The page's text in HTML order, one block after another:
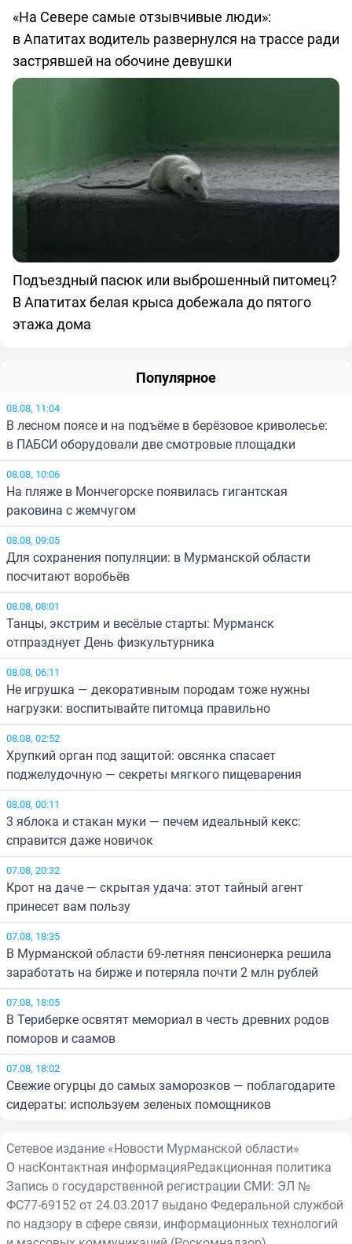
«На Севере самые отзывчивые люди»:
в Апатитах водитель развернулся на трассе ради
застрявшей на обочине девушки
Подъездный пасюк или выброшенный питомец?
В Апатитах белая крыса добежала до пятого
этажа дома
Популярное
08.08, 11:04
В лесном поясе и на подъёме в берёзовое криволесье:
в ПАБСИ оборудовали две смотровые площадки
08.08, 10:06
На пляже в Мончегорске появилась гигантская
раковина с жемчугом
08.08, 09:05
Для сохранения популяции: в Мурманской области
посчитают воробьёв
08.08, 08:01
Танцы, экстрим и весёлые старты: Мурманск
отпразднует День физкультурника
08.08, 06:11
Не игрушка — декоративным породам тоже нужны
нагрузки: воспитывайте питомца правильно
08.08, 02:52
Хрупкий орган под защитой: овсянка спасает
поджелудочную — секреты мягкого пищеварения
08.08, 00:11
3 яблока и стакан муки — печем идеальный кекс:
справится даже новичок
07.08, 20:32
Крот на даче — скрытая удача: этот тайный агент
принесет вам пользу
07.08, 18:35
В Мурманской области 69-летняя пенсионерка решила
заработать на бирже и потеряла почти 2 млн рублей
07.08, 18:05
В Териберке освятят мемориал в честь древних родов
поморов и саамов
07.08, 18:02
Свежие огурцы до самых заморозков — поблагодарите
сидераты: используем зеленых помощников
Сетевое издание «Новости Мурманской области»
О насКонтактная информацияРедакционная политика
Запись о государственной регистрации СМИ: ЭЛ №
ФС77-69152 от 24.03.2017 выдано Федеральной службой
по надзору в сфере связи, информационных технологий